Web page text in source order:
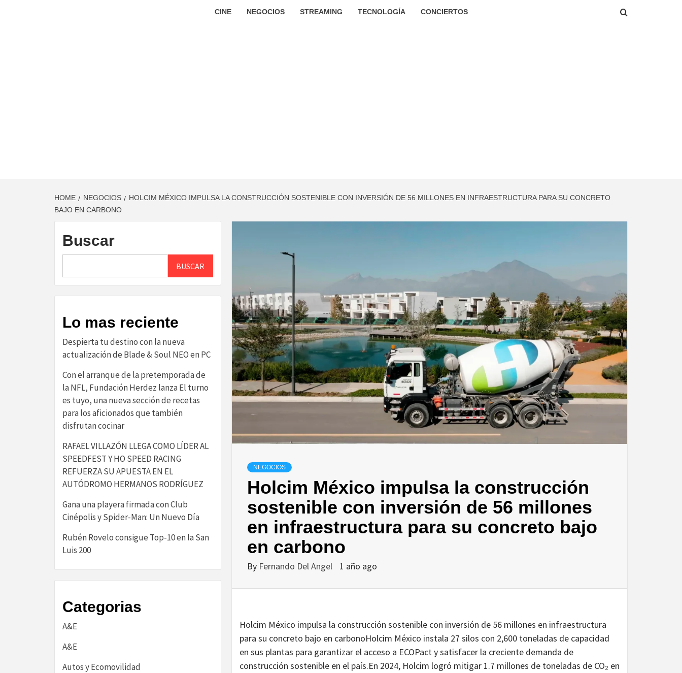
CINE NEGOCIOS STREAMING TECNOLOGÍA CONCIERTOS
HOME NEGOCIOS
HOLCIM MÉXICO IMPULSA LA CONSTRUCCIÓN SOSTENIBLE CON INVERSIÓN DE 56 MILLONES EN INFRAESTRUCTURA PARA SU CONCRETO
BAJO EN CARBONO
NEGOCIOS
Holcim México impulsa la construcción
sostenible con inversión de 56 millones
en infraestructura para su concreto bajo
en carbono
By Fernando Del Angel 1 año ago
Holcim México impulsa la construcción sostenible con inversión de 56 millones en infraestructura
para su concreto bajo en carbonoHolcim México instala 27 silos con 2,600 toneladas de capacidad
en sus plantas para garantizar el acceso a ECOPact y satisfacer la creciente demanda de
construcción sostenible en el país.En 2024, Holcim logró mitigar 1.7 millones de toneladas de CO₂ en
Buscar
BUSCAR
Lo mas reciente
Despierta tu destino con la nueva
actualización de Blade & Soul NEO en PC
Con el arranque de la pretemporada de
la NFL, Fundación Herdez lanza El turno
es tuyo, una nueva sección de recetas
para los aficionados que también
disfrutan cocinar
RAFAEL VILLAZÓN LLEGA COMO LÍDER AL
SPEEDFEST Y HO SPEED RACING
REFUERZA SU APUESTA EN EL
AUTÓDROMO HERMANOS RODRÍGUEZ
Gana una playera firmada con Club
Cinépolis y Spider-Man: Un Nuevo Día
Rubén Rovelo consigue Top-10 en la San
Luis 200
Categorias
A&E
A&E
Autos y Ecomovilidad